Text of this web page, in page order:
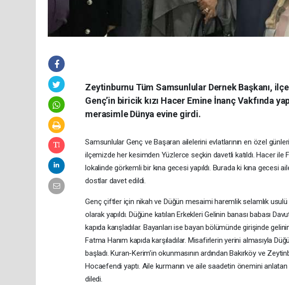
Zeytinburnu Tüm Samsunlular Dernek Başkanı,
Genç’in biricik kızı Hacer Emine İnanç Vakfında
merasimle Dünya evine girdi.
Samsunlular Genç ve Başaran ailelerini evlatlarının en özel
ilçemizde her kesimden Yüzlerce seçkin davetli katıldı. Hacer ile
lokalinde görkemli bir kına gecesi yapıldı. Burada ki kına gecesi
dostlar davet edildi.
Genç çiftler için nikah ve Düğün mesaimi haremlik selamlık
olarak yapıldı. Düğüne katılan Erkekleri Gelinin banası babası
kapıda karışladılar. Bayanları ise bayan bölümünde girişinde
Fatma Hanım kapıda karşıladılar. Misafirlerin yerini almasıyla
başladı. Kuran-Kerim’in okunmasının ardından Bakırköy ve
Hocaefendi yaptı. Aile kurmanın ve aile saadetin önemini
diledi.